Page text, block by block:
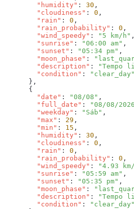
        "humidity"
: 30
        "cloudiness"
: 0
        "rain"
: 0
        "rain_probability"
: 0
        "wind_speedy"
: "5 km/h"
        "sunrise"
: "06:00 am"
        "sunset"
: "05:34 pm"
        "moon_phase"
:
        "description"
: "Tempo
        "condition"
:
        "date"
: "08/08"
        "full_date"
: "08/08/
        "weekday"
: "Sáb"
        "max"
: 29
        "min"
: 15
        "humidity"
: 30
        "cloudiness"
: 0
        "rain"
: 0
        "rain_probability"
: 0
        "wind_speedy"
: "4.93
        "sunrise"
: "05:59 am"
        "sunset"
: "05:35 pm"
        "moon_phase"
:
        "description"
: "Tempo
        "condition"
: